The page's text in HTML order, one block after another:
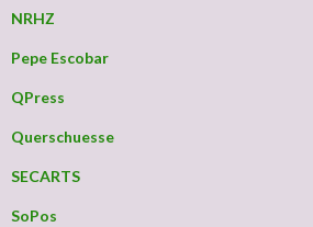
NRHZ
Pepe Escobar
QPress
Querschuesse
SECARTS
SoPos